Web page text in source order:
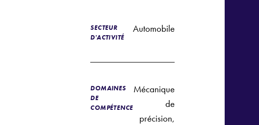
SECTEUR
D'ACTIVITÉ
Automobile
DOMAINES
DE
COMPÉTENCE
Mécanique
de
précision,